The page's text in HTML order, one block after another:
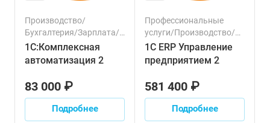
Производство/
Бухгалтерия/Зарплата/
Клиенты/Продажи/
Торговля/Финансовый
сектор/Логистика/
Транспорт/Налоги/
Персонал/Маркетинг
1С:Комплексная
автоматизация 2
83 000 ₽
Подробнее
Профессиональные
услуги/Производство/
Строительство/
Управленческий учет/
Сельское хозяйство/
Склад/Торговля/
Логистика/Финансовый
сектор/Транспорт/
Налоги/Зарплата/
1С ERP Управление
предприятием 2
581 400 ₽
Подробнее